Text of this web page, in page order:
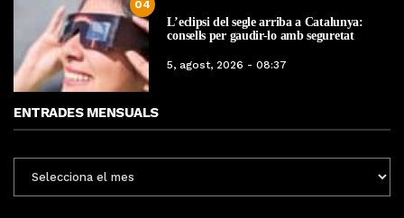
04
L’eclipsi del segle arriba a Catalunya:
consells per gaudir-lo amb seguretat
5, agost, 2026 - 08:37
ENTRADES MENSUALS
MENSUALS